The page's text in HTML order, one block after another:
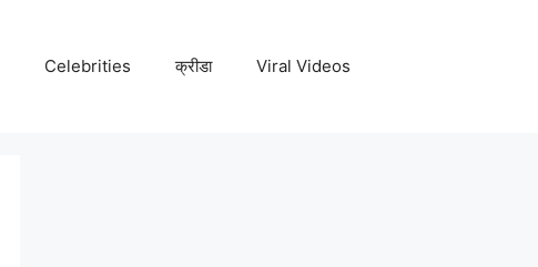
Celebrities क्रीडा Viral Videos